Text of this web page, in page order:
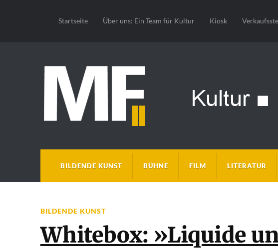
Startseite Über uns: Ein Team für Kultur Kiosk
BILDENDE KUNST BÜHNE FILM LITERATUR
BILDENDE KUNST
Whitebox: »Liquide